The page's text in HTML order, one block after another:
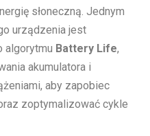
słoneczną. Jednym
urządzenia jest
algorytmu Battery Life,
akumulatora i
aby zapobiec
zoptymalizować cykle